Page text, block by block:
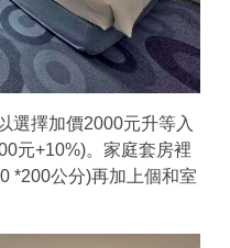
選擇加價2000元升等入
元+10%)。家庭套房裡
*200公分)再加上個和室